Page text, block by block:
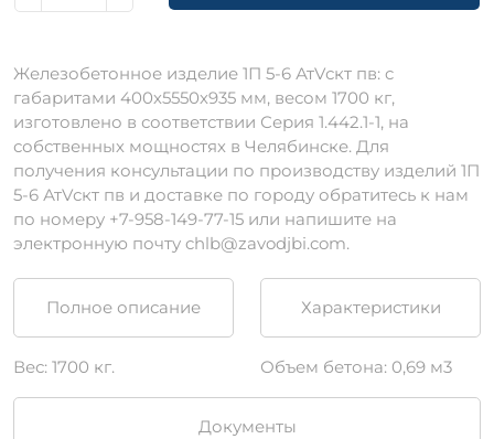
Железобетонное изделие 1П 5-6 АтVскт пв: c
габаритами 400х5550х935 мм, весом 1700 кг,
изготовлено в соответствии Серия 1.442.1-1, на
собственных мощностях в Челябинске. Для
получения консультации по производству изделий 1П
5-6 АтVскт пв и доставке по городу обратитесь к нам
по номеру +7-958-149-77-15 или напишите на
электронную почту chlb@zavodjbi.com.
Полное описание Характеристики
Вес: 1700 кг. Объем бетона: 0,69 м3
Документы